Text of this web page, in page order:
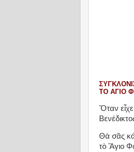
ΤΟ ΆΓΙΟ
Ὅταν
Θὰ σᾶς
τὸ Ἅγιο